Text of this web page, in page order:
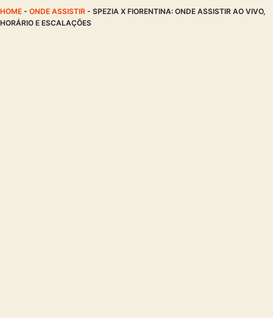
HOME - ONDE ASSISTIR - SPEZIA X FIORENTINA: ONDE ASSISTIR AO VIVO,
HORÁRIO E ESCALAÇÕES